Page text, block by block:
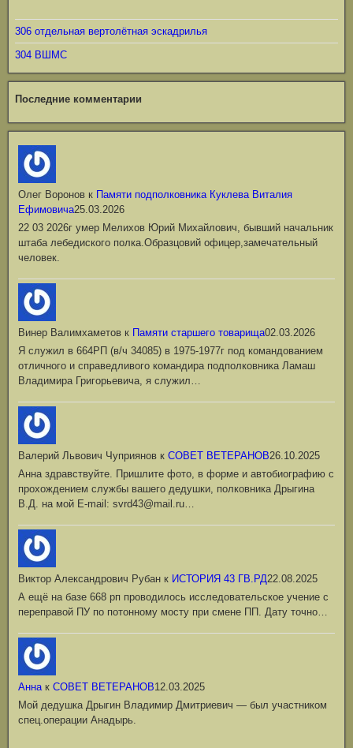
306 отдельная вертолётная эскадрилья
304 ВШМС
Последние комментарии
Олег Воронов к Памяти подполковника Куклева Виталия
Ефимовича25.03.2026
22 03 2026г умер Мелихов Юрий Михайлович, бывший начальник
штаба лебедиского полка.Образцовий офицер,замечательный
человек.
Винер Валимхаметов к Памяти старшего товарища02.03.2026
Я служил в 664РП (в/ч 34085) в 1975-1977г под командованием
отличного и справедливого командира подполковника Ламаш
Владимира Григорьевича, я служил…
Валерий Львович Чуприянов к СОВЕТ ВЕТЕРАНОВ26.10.2025
Анна здравствуйте. Пришлите фото, в форме и автобиографию с
прохождением службы вашего дедушки, полковника Дрыгина
В.Д. на мой Е-mail: svrd43@mail.ru…
Виктор Александрович Рубан к ИСТОРИЯ 43 ГВ.РД22.08.2025
А ещё на базе 668 рп проводилось исследовательское учение с
переправой ПУ по потонному мосту при смене ПП. Дату точно…
Аннак СОВЕТ ВЕТЕРАНОВ12.03.2025
Мой дедушка Дрыгин Владимир Дмитриевич — был участником
спец.операции Анадырь.